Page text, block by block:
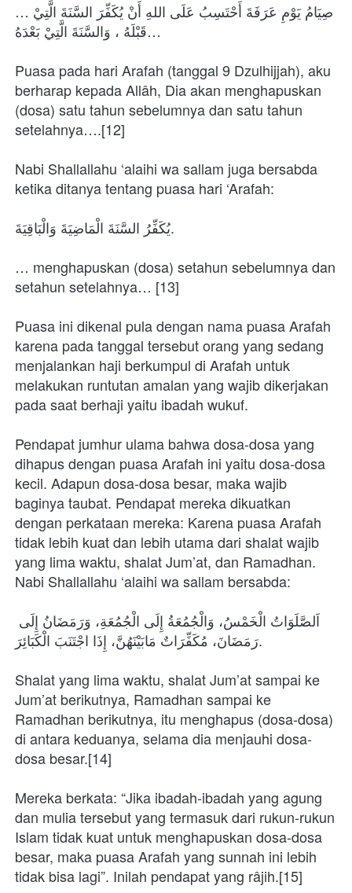
…صِيَامُ يَوْمِ عَرَفَةَ أَحْتَسِبُ عَلَى اللهِ أَنْ يُكَفِّرَ السَّنَةَ الَّتِيْ
قَبْلَهُ ، وَالسَّنَةَ الَّتِيْ بَعْدَهُ…
Puasa pada hari Arafah (tanggal 9 Dzulhijjah), aku
berharap kepada Allâh, Dia akan menghapuskan
(dosa) satu tahun sebelumnya dan satu tahun
setelahnya….[12]
Nabi Shallallahu ‘alaihi wa sallam juga bersabda
ketika ditanya tentang puasa hari ‘Arafah:
يُكَفِّرُ السَّنَةَ الْمَاضِيَةَ وَالْبَاقِيَةَ.
… menghapuskan (dosa) setahun sebelumnya dan
setahun setelahnya… [13]
Puasa ini dikenal pula dengan nama puasa Arafah
karena pada tanggal tersebut orang yang sedang
menjalankan haji berkumpul di Arafah untuk
melakukan runtutan amalan yang wajib dikerjakan
pada saat berhaji yaitu ibadah wukuf.
Pendapat jumhur ulama bahwa dosa-dosa yang
dihapus dengan puasa Arafah ini yaitu dosa-dosa
kecil. Adapun dosa-dosa besar, maka wajib
baginya taubat. Pendapat mereka dikuatkan
dengan perkataan mereka: Karena puasa Arafah
tidak lebih kuat dan lebih utama dari shalat wajib
yang lima waktu, shalat Jum’at, dan Ramadhan.
Nabi Shallallahu ‘alaihi wa sallam bersabda:
رَمَضَانَ، مُكَفِّرَاتٌ مَابَيْنَهُنَّ، إِذَا اجْتَنَبَ الْكَبَائِرَ.
Shalat yang lima waktu, shalat Jum’at sampai ke
Jum’at berikutnya, Ramadhan sampai ke
Ramadhan berikutnya, itu menghapus (dosa-dosa)
di antara keduanya, selama dia menjauhi dosa-
dosa besar.[14]
Mereka berkata: “Jika ibadah-ibadah yang agung
dan mulia tersebut yang termasuk dari rukun-rukun
Islam tidak kuat untuk menghapuskan dosa-dosa
besar, maka puasa Arafah yang sunnah ini lebih
tidak bisa lagi”. Inilah pendapat yang râjih.[15]